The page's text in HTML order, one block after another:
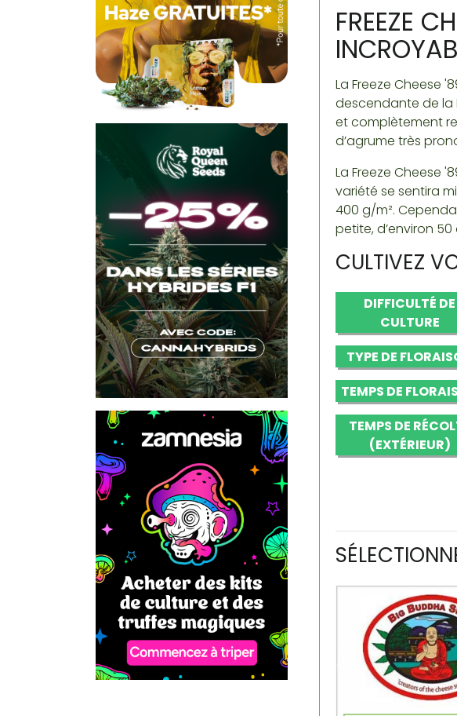
FREEZE
La Freeze Cheese
descendante de la
et complètement
d’agrume très
La Freeze Cheese
variété se sentira
400 g/m².
petite, d’environ 50
CULTIVEZ
DIFFICULTÉ DE
CULTURE
TYPE DE
TEMPS DE
TEMPS DE
(EXTÉRIEUR)